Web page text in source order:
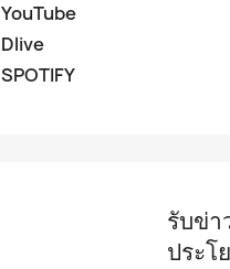
YouTube
Dlive
SPOTIFY
รับข่
ประโ